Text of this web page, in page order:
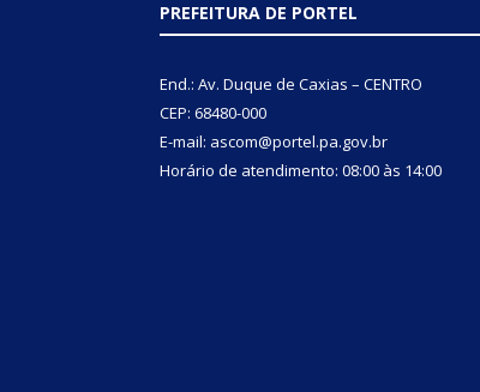
PREFEITURA DE PORTEL
End.: Av. Duque de Caxias – CENTRO
CEP: 68480-000
E-mail: ascom@portel.pa.gov.br
Horário de atendimento: 08:00 às 14:00